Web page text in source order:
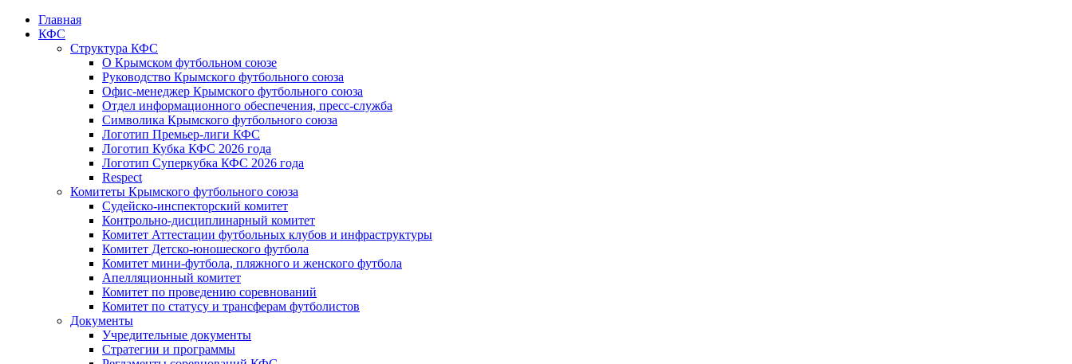
Главная
КФС
Структура КФС
О Крымском футбольном союзе
Руководство Крымского футбольного союза
Офис-менеджер Крымского футбольного союза
Отдел информационного обеспечения, пресс-служба
Символика Крымского футбольного союза
Логотип Премьер-лиги КФС
Логотип Кубка КФС 2026 года
Логотип Суперкубка КФС 2026 года
Respect
Комитеты Крымского футбольного союза
Судейско-инспекторский комитет
Контрольно-дисциплинарный комитет
Комитет Аттестации футбольных клубов и инфраструктуры
Комитет Детско-юношеского футбола
Комитет мини-футбола, пляжного и женского футбола
Апелляционный комитет
Комитет по проведению соревнований
Комитет по статусу и трансферам футболистов
Документы
Учредительные документы
Стратегии и программы